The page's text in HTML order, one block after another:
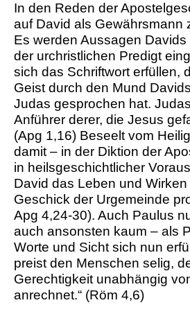
In den Reden der
auf David als Gewährsmann
Es werden Aussagen
der urchristlichen Predigt
sich das Schriftwort erfüllen,
Geist durch den Mund
Judas gesprochen hat.
Anführer derer, die Jesus
(Apg 1,16) Beseelt vom
damit – in der Diktion der
in heilsgeschichtlicher
David das Leben und
Geschick der Urgemeinde
Apg 4,24-30). Auch Paulus
auch ansonsten kaum – als
Worte und Sicht sich nun
preist den Menschen selig,
Gerechtigkeit unabhängig
anrechnet.“ (Röm 4,6)